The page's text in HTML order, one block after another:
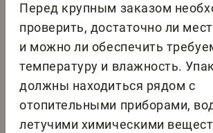
Перед крупным заказом
проверить, достаточно ли
и можно ли обеспечить
температуру и влажность.
должны находиться рядом с
отопительными приборами,
летучими химическими